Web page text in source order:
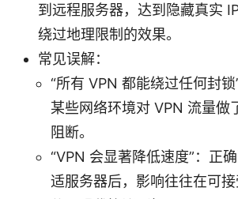
到远程服务器，达到隐藏真实
绕过地理限制的效果。
常见误解：
“所有 VPN 都能绕过任何封锁
某些网络环境对 VPN 流量做
阻断。
“VPN 会显著降低速度”：正
适服务器后，影响往往在可